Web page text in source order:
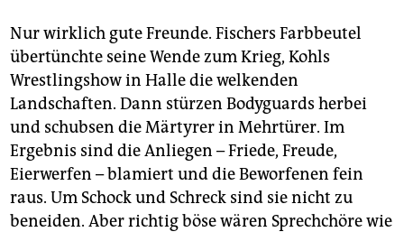
Nur wirklich gute Freunde. Fischers Farbbeutel
übertünchte seine Wende zum Krieg, Kohls
Wrestlingshow in Halle die welkenden
Landschaften. Dann stürzen Bodyguards herbei
und schubsen die Märtyrer in Mehrtürer. Im
Ergebnis sind die Anliegen – Friede, Freude,
Eierwerfen – blamiert und die Beworfenen fein
raus. Um Schock und Schreck sind sie nicht zu
beneiden. Aber richtig böse wären Sprechchöre wie